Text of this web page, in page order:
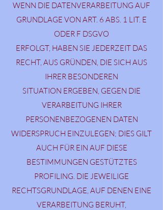
WENN DIE DATENVERARBEITUNG AUF
GRUNDLAGE VON ART. 6 ABS. 1 LIT. E
ODER F DSGVO
ERFOLGT, HABEN SIE JEDERZEIT DAS
RECHT, AUS GRÜNDEN, DIE SICH AUS
IHRER BESONDEREN
SITUATION ERGEBEN, GEGEN DIE
VERARBEITUNG IHRER
PERSONENBEZOGENEN DATEN
WIDERSPRUCH EINZULEGEN; DIES GILT
AUCH FÜR EIN AUF DIESE
BESTIMMUNGEN GESTÜTZTES
PROFILING. DIE JEWEILIGE
RECHTSGRUNDLAGE, AUF DENEN EINE
VERARBEITUNG BERUHT,